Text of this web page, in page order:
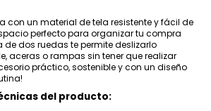
con un material de tela resistente y fácil de
perfecto para organizar tu compra
de dos ruedas te permite deslizarlo
aceras o rampas sin tener que realizar
práctico, sostenible y con un diseño
del producto: